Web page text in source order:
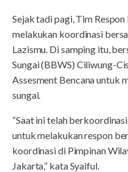
Sejak tadi pagi, Tim
melakukan koordinasi
Lazismu. Di samping itu,
Sungai (BBWS) Ciliwung-
Assesment Bencana untuk
sungai.
“Saat ini telah
untuk melakukan respon
koordinasi di Pimpinan
Jakarta,” kata Syaiful.